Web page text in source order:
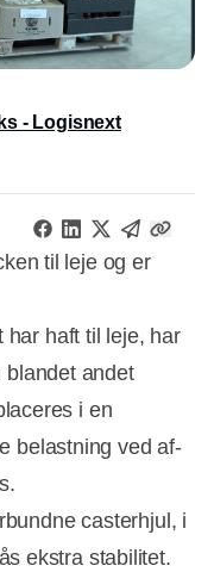
- Logisnext
til leje og er
har haft til leje, har
andet
i en
belastning ved af-
casterhjul, i
ekstra stabilitet.